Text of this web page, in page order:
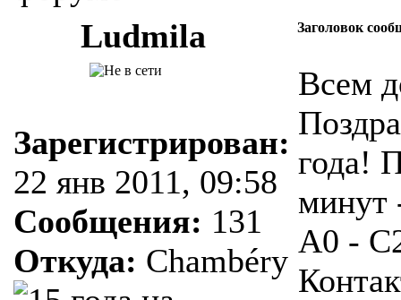
Ludmila Заголовок
Зарегистрирован:
22 янв 2011, 09:58
Сообщения: 131
Откуда: Chambéry
Всем
года!
минут
A0 -